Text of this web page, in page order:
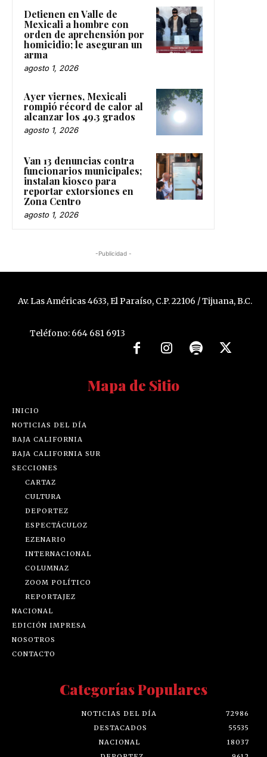
Detienen en Valle de
Mexicali a hombre con
orden de aprehensión por
homicidio; le aseguran un
arma
agosto 1, 2026
Ayer viernes, Mexicali
rompió récord de calor al
alcanzar los 49.3 grados
agosto 1, 2026
Van 13 denuncias contra
funcionarios municipales;
instalan kiosco para
reportar extorsiones en
Zona Centro
agosto 1, 2026
-Publicidad -
Av. Las Américas 4633, El Paraíso, C.P. 22106 / Tijuana, B.C.
Teléfono: 664 681 6913
Mapa de Sitio
INICIO
NOTICIAS DEL DÍA
BAJA CALIFORNIA
BAJA CALIFORNIA SUR
SECCIONES
CARTAZ
CULTURA
DEPORTEZ
ESPECTÁCULOZ
EZENARIO
INTERNACIONAL
COLUMNAZ
ZOOM POLÍTICO
REPORTAJEZ
NACIONAL
EDICIÓN IMPRESA
NOSOTROS
CONTACTO
Categorías Populares
NOTICIAS DEL DÍA
72986
DESTACADOS
55535
NACIONAL
18037